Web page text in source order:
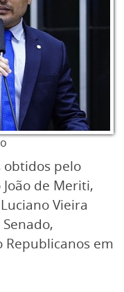
obtidos pelo
de Meriti,
Vieira
Republicanos em